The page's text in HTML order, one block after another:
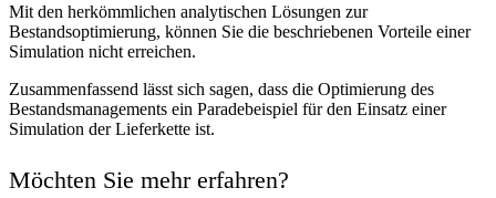
Mit den herkömmlichen analytischen Lösungen zur
Bestandsoptimierung, können Sie die beschriebenen Vorteile einer
Simulation nicht erreichen.
Zusammenfassend lässt sich sagen, dass die Optimierung des
Bestandsmanagements ein Paradebeispiel für den Einsatz einer
Simulation der Lieferkette ist.
Möchten Sie mehr erfahren?